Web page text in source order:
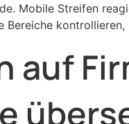
Mobile Streifen
Bereiche
auf